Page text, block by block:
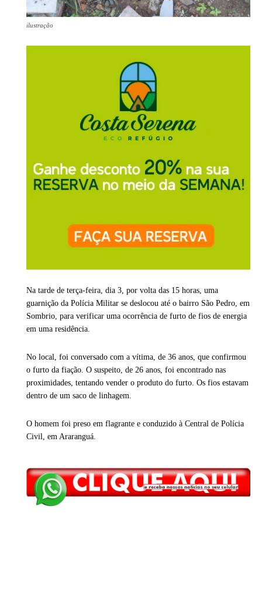
ilustração
Na tarde de terça-feira, dia 3, por volta das 15 horas, uma
guarnição da Polícia Militar se deslocou até o bairro São Pedro, em
Sombrio, para verificar uma ocorrência de furto de fios de energia
em uma residência.
No local, foi conversado com a vítima, de 36 anos, que confirmou
o furto da fiação. O suspeito, de 26 anos, foi encontrado nas
proximidades, tentando vender o produto do furto. Os fios estavam
dentro de um saco de linhagem.
O homem foi preso em flagrante e conduzido à Central de Polícia
Civil, em Araranguá.